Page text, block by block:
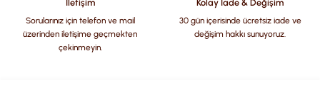
İletişim
Sorularınız için telefon ve mail
üzerinden iletişime geçmekten
çekinmeyin.
Kolay İade & Değişim
30 gün içerisinde ücretsiz iade ve
değişim hakkı sunuyoruz.